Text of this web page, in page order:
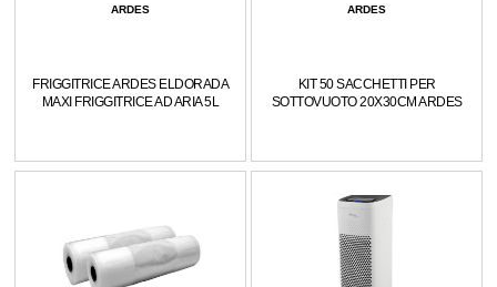
ARDES
FRIGGITRICE ARDES ELDORADA
MAXI FRIGGITRICE AD ARIA 5L
ARDES
KIT 50 SACCHETTI PER
SOTTOVUOTO 20X30CM ARDES